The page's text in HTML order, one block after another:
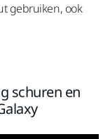
gebruiken, ook
schuren en